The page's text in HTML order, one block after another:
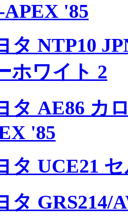
APEX '85
タ NTP10
ホワイト 2
タ AE86 カ
'85
タ UCE21
タ GRS214/